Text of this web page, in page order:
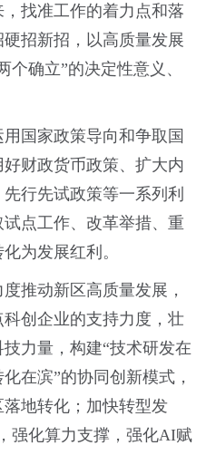
找准工作的着力点和落
招新招，以高质量发展
个确立”的决定性意义、
国家政策导向和争取国
财政货币政策、扩大内
行先试政策等一系列利
点工作、改革举措、重
为发展红利。
推动新区高质量发展，
创企业的支持力度，壮
力量，构建“技术研发在
在滨”的协同创新模式，
地转化；加快转型发
强化算力支撑，强化AI赋